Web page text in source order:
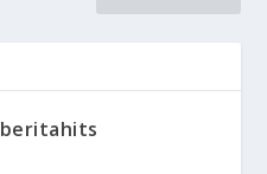
beritahits